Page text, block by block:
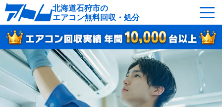
北海道石狩市の
エアコン無料回収・処分
サービスの特徴 回収可能なエアコン
対応エリア 回収の流れ
よくあるご質問 運営会社